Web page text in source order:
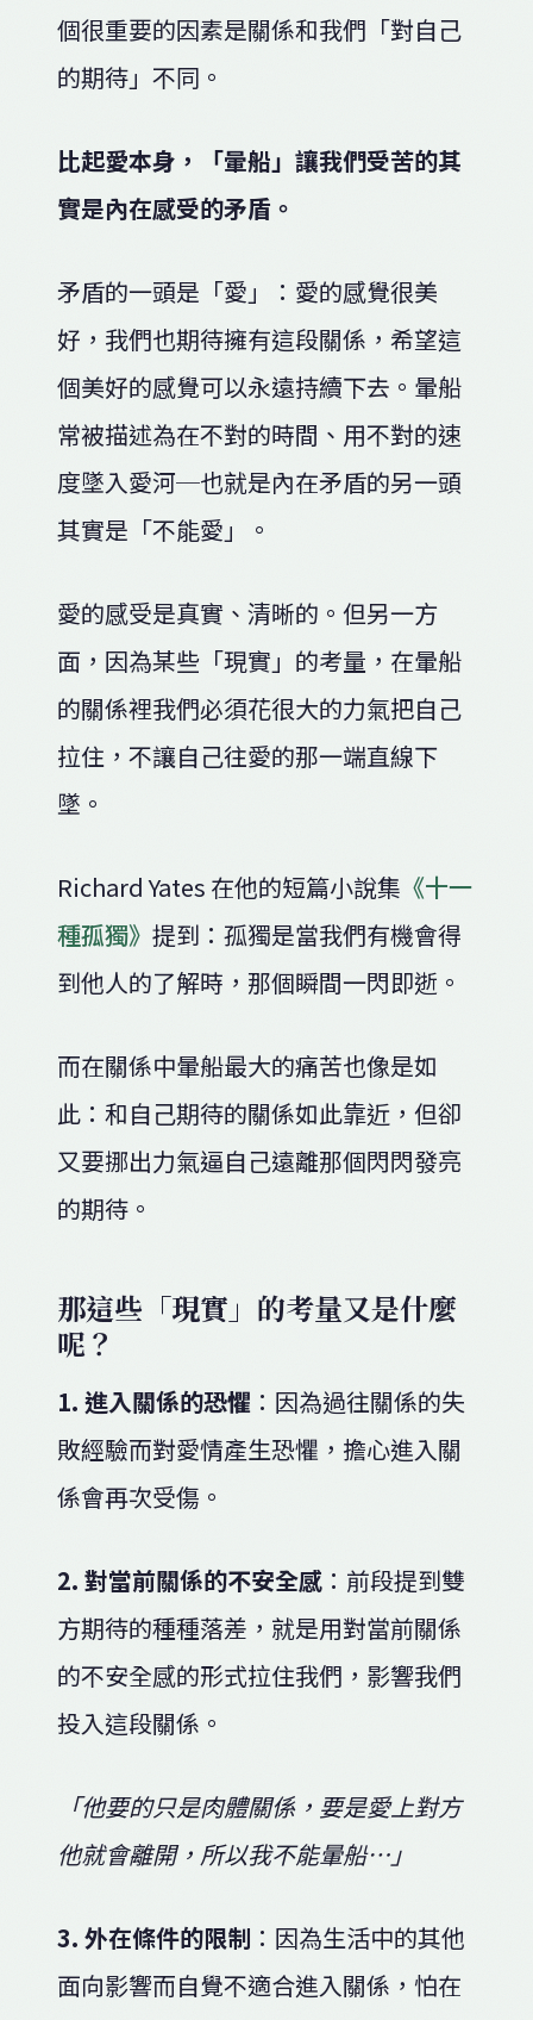
個很重要的因素是關係和我們「對自己
的期待」不同。
比起愛本身，「暈船」讓我們受苦的其
實是內在感受的矛盾。
矛盾的一頭是「愛」：愛的感覺很美
好，我們也期待擁有這段關係，希望這
個美好的感覺可以永遠持續下去。暈船
常被描述為在不對的時間、用不對的速
度墜入愛河─也就是內在矛盾的另一頭
其實是「不能愛」。
愛的感受是真實、清晰的。但另一方
面，因為某些「現實」的考量，在暈船
的關係裡我們必須花很大的力氣把自己
拉住，不讓自己往愛的那一端直線下
墜。
Richard Yates 在他的短篇小說集 《十一
種孤獨》 提到：孤獨是當我們有機會得
到他人的了解時，那個瞬間一閃即逝。
而在關係中暈船最大的痛苦也像是如
此：和自己期待的關係如此靠近，但卻
又要挪出力氣逼自己遠離那個閃閃發亮
的期待。
那這些「現實」的考量又是什麼
呢？
1. 進入關係的恐懼 ：因為過往關係的失
敗經驗而對愛情產生恐懼，擔心進入關
係會再次受傷。
2. 對當前關係的不安全感 ：前段提到雙
方期待的種種落差，就是用對當前關係
的不安全感的形式拉住我們，影響我們
投入這段關係。
「他要的只是肉體關係，要是愛上對方
他就會離開，所以我不能暈船…」
3. 外在條件的限制 ：因為生活中的其他
面向影響而自覺不適合進入關係，怕在